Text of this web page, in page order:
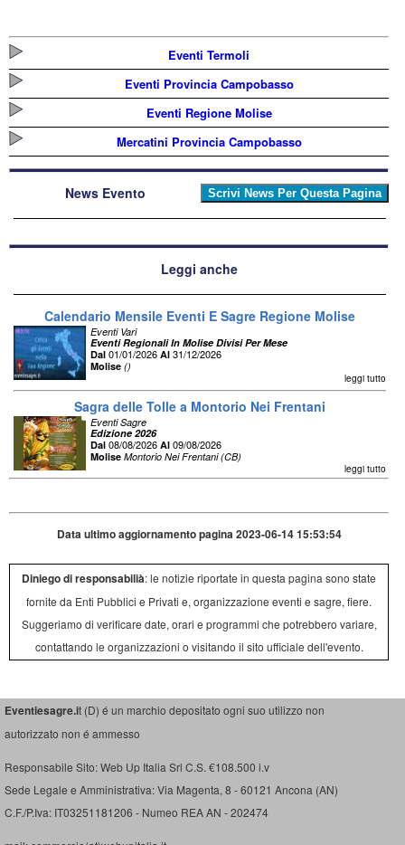
Eventi Termoli
Eventi Provincia Campobasso
Eventi Regione Molise
Mercatini Provincia Campobasso
News Evento
Leggi anche
Calendario Mensile Eventi E Sagre Regione Molise
Eventi Vari
Eventi Regionali In Molise Divisi Per Mese
Dal 01/01/2026 Al 31/12/2026
Molise ()
leggi tutto
Sagra delle Tolle a Montorio Nei Frentani
Eventi Sagre
Edizione 2026
Dal 08/08/2026 Al 09/08/2026
Molise Montorio Nei Frentani (CB)
leggi tutto
Data ultimo aggiornamento pagina 2023-06-14 15:53:54
Diniego di responsabilià: le notizie riportate in questa pagina sono state
fornite da Enti Pubblici e Privati e, organizzazione eventi e sagre, fiere.
Suggeriamo di verificare date, orari e programmi che potrebbero variare,
contattando le organizzazioni o visitando il sito ufficiale dell'evento.
Eventiesagre.it (D) é un marchio depositato ogni suo utilizzo non
autorizzato non é ammesso
Responsabile Sito: Web Up Italia Srl C.S. €108.500 i.v
Sede Legale e Amministrativa: Via Magenta, 8 - 60121 Ancona (AN)
C.F./P.Iva: IT03251181206 - Numeo REA AN - 202474